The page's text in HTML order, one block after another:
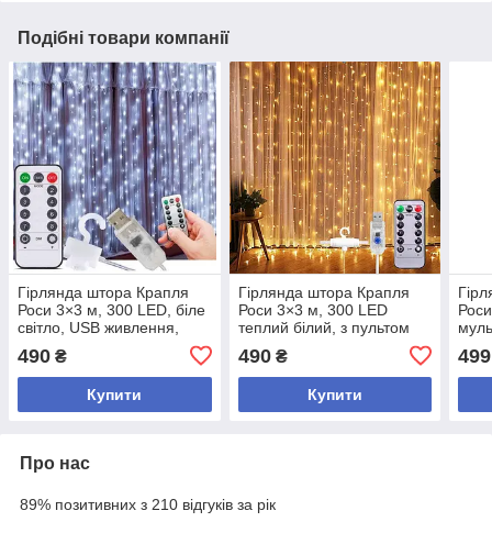
Подібні товари компанії
Гірлянда штора Крапля
Роси 3×3 м, 300 LED, біле
світло, USB живлення,
490 ₴
Купити
Гірлянда штора Крапля
Роси 3×3 м, 300 LED
теплий білий, з пультом
живленням
490₴
Купити
499
Про нас
89% позитивних з 210 відгуків за рік